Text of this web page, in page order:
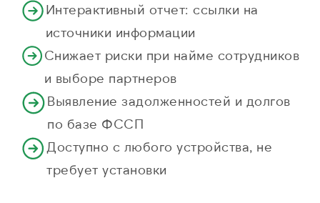
Интерактивный отчет: ссылки на
источники информации
Снижает риски при найме сотрудников
и выборе партнеров
Выявление задолженностей и долгов
по базе ФССП
Доступно с любого устройства, не
требует установки